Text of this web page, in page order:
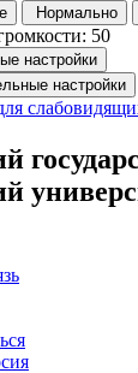
Нормально
50
настройки
настройки